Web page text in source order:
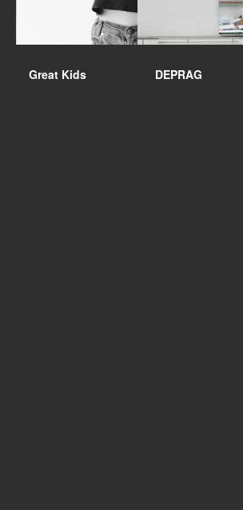
Great Kids DEPRAG